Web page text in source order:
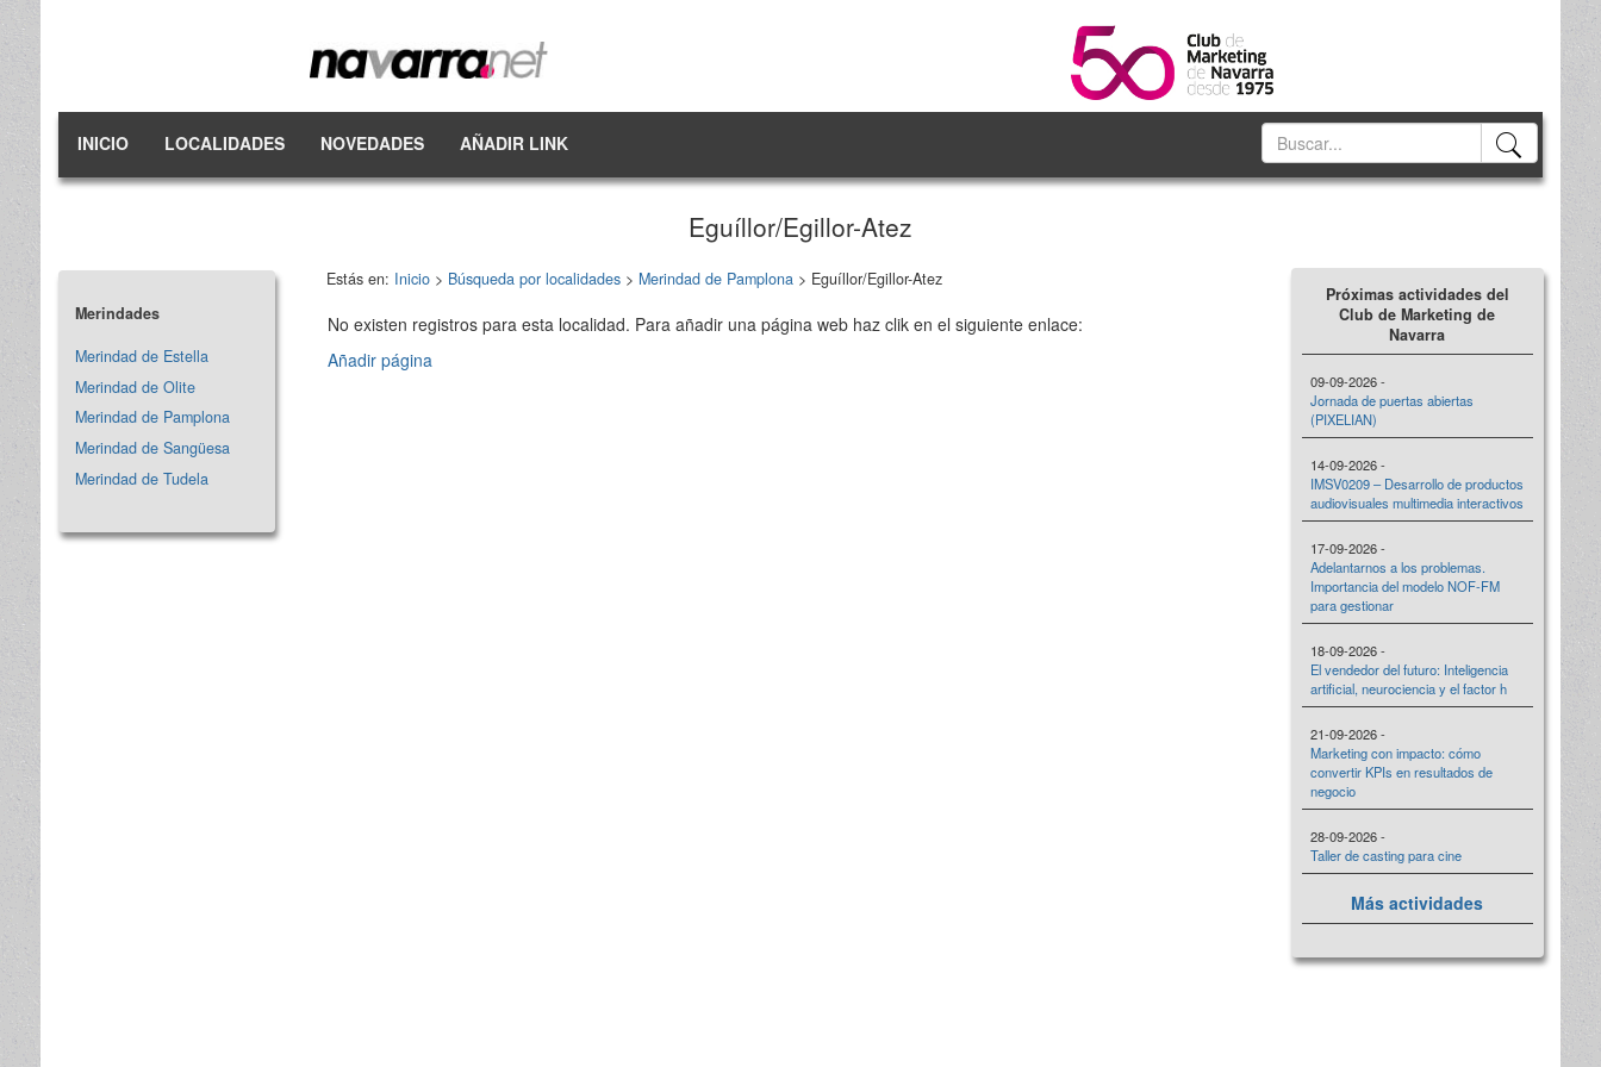
INICIO LOCALIDADES NOVEDADES AÑADIR LINK
Eguíllor/Egillor-Atez
Merindades
Merindad de Estella
Merindad de Olite
Merindad de Pamplona
Merindad de Sangüesa
Merindad de Tudela
Estás en: Inicio> Búsqueda por localidades> Merindad de Pamplona> Eguíllor/Egillor-Atez
No existen registros para esta localidad. Para añadir una página web haz clik en el siguiente enlace:
Añadir página
Próximas actividades del
Club de Marketing de
Navarra
09-09-2026 -
Jornada de puertas abiertas
(PIXELIAN)
14-09-2026 -
IMSV0209 – Desarrollo de productos
audiovisuales multimedia interactivos
17-09-2026 -
Adelantarnos a los problemas.
Importancia del modelo NOF-FM
para gestionar
18-09-2026 -
El vendedor del futuro: Inteligencia
artificial, neurociencia y el factor h
21-09-2026 -
Marketing con impacto: cómo
convertir KPIs en resultados de
negocio
28-09-2026 -
Taller de casting para cine
Más actividades